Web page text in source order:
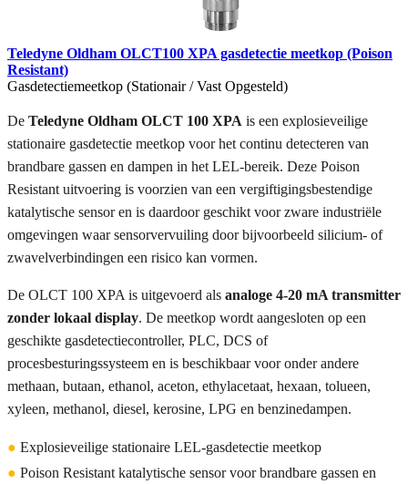
Teledyne Oldham OLCT100 XPA gasdetectie meetkop (Poison
Resistant)
Gasdetectiemeetkop (Stationair / Vast Opgesteld)
De Teledyne Oldham OLCT 100 XPA is een explosieveilige
stationaire gasdetectie meetkop voor het continu detecteren van
brandbare gassen en dampen in het LEL-bereik. Deze Poison
Resistant uitvoering is voorzien van een vergiftigingsbestendige
katalytische sensor en is daardoor geschikt voor zware industriële
omgevingen waar sensorvervuiling door bijvoorbeeld silicium- of
zwavelverbindingen een risico kan vormen.
De OLCT 100 XPA is uitgevoerd als analoge 4-20 mA transmitter
zonder lokaal display. De meetkop wordt aangesloten op een
geschikte gasdetectiecontroller, PLC, DCS of
procesbesturingssysteem en is beschikbaar voor onder andere
methaan, butaan, ethanol, aceton, ethylacetaat, hexaan, tolueen,
xyleen, methanol, diesel, kerosine, LPG en benzinedampen.
● Explosieveilige stationaire LEL-gasdetectie meetkop
● Poison Resistant katalytische sensor voor brandbare gassen en